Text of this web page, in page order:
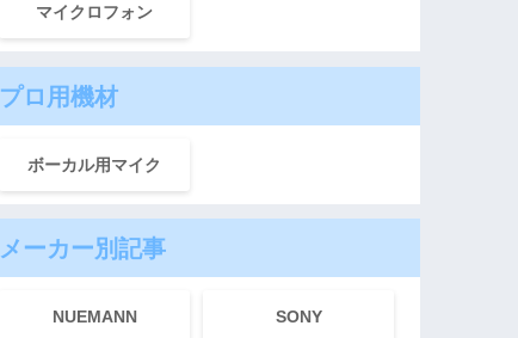
マイクロフォン
プロ用機材
ボーカル用マイク
メーカー別記事
NUEMANN SONY